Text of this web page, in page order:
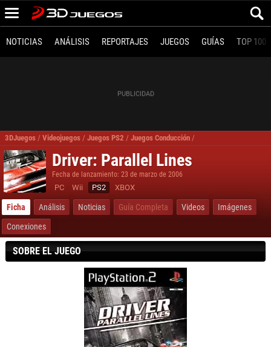
NOTICIAS ANÁLISIS REPORTAJES JUEGOS GUÍAS TOP 100
3DJuegos / Videojuegos / Juegos PS2 / Juegos Conducción /
Driver: Parallel Lines
Fecha de lanzamiento: 23 de marzo de 2006
PC Wii PS2 XBOX
Ficha Análisis Noticias Guía Completa Videos
Imágenes
Conexiones
SOBRE EL JUEGO